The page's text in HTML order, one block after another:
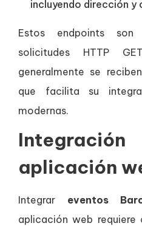
incluyendo dirección y
Estos endpoints son
solicitudes HTTP
generalmente se
que facilita su
modernas.
aplicación
Integrar eventos
aplicación web requiere